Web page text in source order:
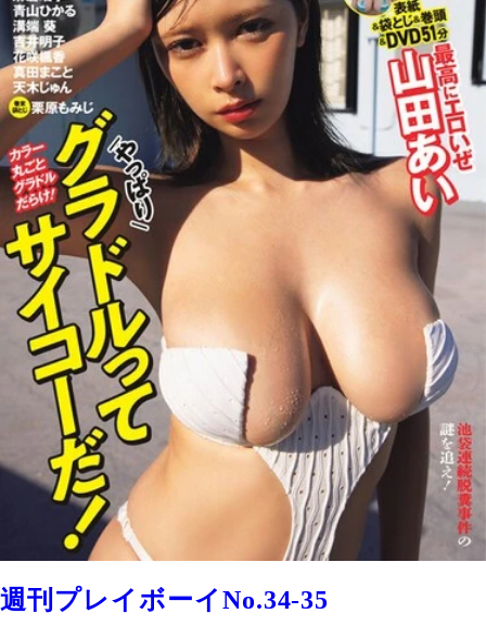
週刊プレイボーイNo.34-35